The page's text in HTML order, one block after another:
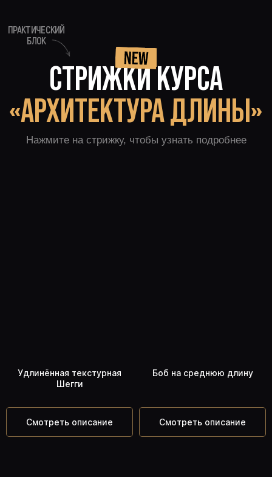
Удлинённая текстурная
Шегги
Смотреть описание
Боб на среднюю длину
Смотреть описание